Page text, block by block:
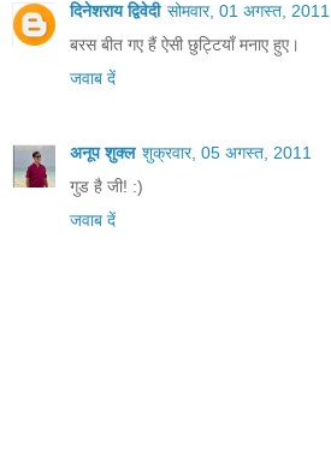
दिनेशराय द्विवेदी सोमवार, 01 अगस्त, 2011
बरस बीत गए हैं ऐसी छुट्टियाँ मनाए हुए।
जवाब दें
अनूप शुक्ल शुक्रवार, 05 अगस्त, 2011
गुड है जी! :)
जवाब दें